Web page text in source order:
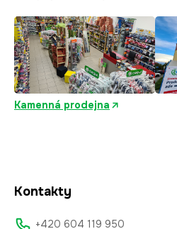
Kamenná prodejna
Kontakty
+420 604 119 950